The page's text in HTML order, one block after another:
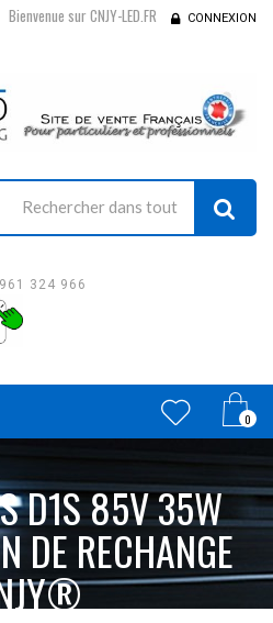
Bienvenue sur CNJY-LED.FR CONNEXION
324 966
0
D1S 85V 35W
DE RECHANGE